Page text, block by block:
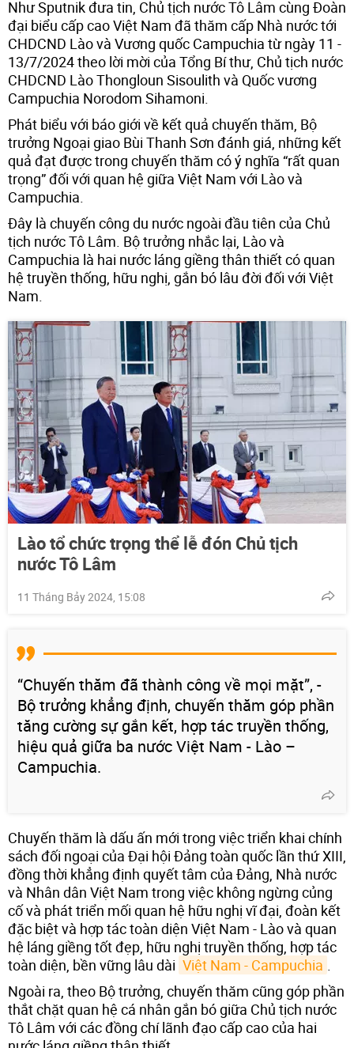
Như Sputnik đưa tin, Chủ tịch nước Tô Lâm cùng Đoàn
đại biểu cấp cao Việt Nam đã thăm cấp Nhà nước tới
CHDCND Lào và Vương quốc Campuchia từ ngày 11 -
13/7/2024 theo lời mời của Tổng Bí thư, Chủ tịch nước
CHDCND Lào Thongloun Sisoulith và Quốc vương
Campuchia Norodom Sihamoni.
Phát biểu với báo giới về kết quả chuyến thăm, Bộ
trưởng Ngoại giao Bùi Thanh Sơn đánh giá, những kết
quả đạt được trong chuyến thăm có ý nghĩa “rất quan
trọng” đối với quan hệ giữa Việt Nam với Lào và
Campuchia.
Đây là chuyến công du nước ngoài đầu tiên của Chủ
tịch nước Tô Lâm. Bộ trưởng nhắc lại, Lào và
Campuchia là hai nước láng giềng thân thiết có quan
hệ truyền thống, hữu nghị, gắn bó lâu đời đối với Việt
Nam.
Lào tổ chức trọng thể lễ đón Chủ tịch
nước Tô Lâm
11 Tháng Bảy 2024, 15:08
“Chuyến thăm đã thành công về mọi mặt”, -
Bộ trưởng khẳng định, chuyến thăm góp phần
tăng cường sự gắn kết, hợp tác truyền thống,
hiệu quả giữa ba nước Việt Nam - Lào –
Campuchia.
Chuyến thăm là dấu ấn mới trong việc triển khai chính
sách đối ngoại của Đại hội Đảng toàn quốc lần thứ XIII,
đồng thời khẳng định quyết tâm của Đảng, Nhà nước
và Nhân dân Việt Nam trong việc không ngừng củng
cố và phát triển mối quan hệ hữu nghị vĩ đại, đoàn kết
đặc biệt và hợp tác toàn diện Việt Nam - Lào và quan
hệ láng giềng tốt đẹp, hữu nghị truyền thống, hợp tác
toàn diện, bền vững lâu dài Việt Nam - Campuchia .
Ngoài ra, theo Bộ trưởng, chuyến thăm cũng góp phần
thắt chặt quan hệ cá nhân gắn bó giữa Chủ tịch nước
Tô Lâm với các đồng chí lãnh đạo cấp cao của hai